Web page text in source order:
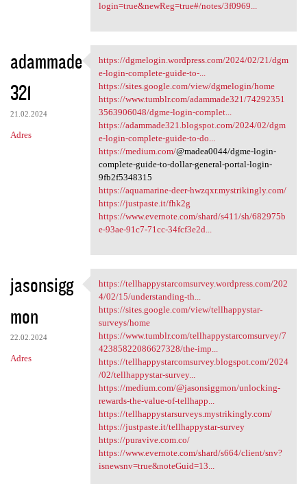
login=true&newReg=true#/notes/3f0969...
adammade
321
21.02.2024
Adres
https://dgmelogin.wordpress
https://dgmelogin.wordpress.com/2024/02/21/dgm
e-login-complete-guide-to-...
https://sites.google.com/view/dgmelogin/home
https://www.tumblr.com/adammade321/74292351
3563906048/dgme-login-complet...
https://adammade321.blogspot.com/2024/02/dgm
e-login-complete-guide-to-do...
https://medium.com/@madea0044/dgme-login-
complete-guide-to-dollar-general-portal-login-
9fb2f5348315
https://aquamarine-deer-hwzqxr.mystrikingly.com/
https://justpaste.it/fhk2g
https://www.evernote.com/shard/s411/sh/682975b
e-93ae-91c7-71cc-34fcf3e2d...
jasonsigg
mon
22.02.2024
Adres
https:/
https://tellhappystarcomsurvey.wordpress.com/202
4/02/15/understanding-th...
https://sites.google.com/view/tellhappystar-
surveys/home
https://www.tumblr.com/tellhappystarcomsurvey/7
42385822086627328/the-imp...
https://tellhappystarcomsurvey.blogspot.com/2024
/02/tellhappystar-survey...
https://medium.com/@jasonsiggmon/unlocking-
rewards-the-value-of-tellhapp...
https://tellhappystarsurveys.mystrikingly.com/
https://justpaste.it/tellhappystar-survey
https://puravive.com.co/
https://www.evernote.com/shard/s664/client/snv?
isnewsnv=true&noteGuid=13...